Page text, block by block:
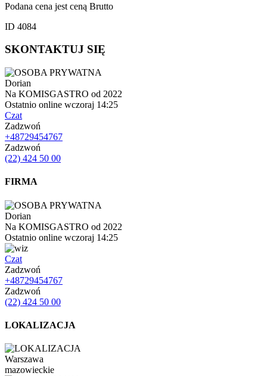
Podana cena jest ceną Brutto
ID 4084
SKONTAKTUJ SIĘ
Dorian
Na KOMISGASTRO od 2022
Ostatnio online wczoraj 14:25
Czat
Zadzwoń
+48729454767
Zadzwoń
(22) 424 50 00
FIRMA
Dorian
Na KOMISGASTRO od 2022
Ostatnio online wczoraj 14:25
Czat
Zadzwoń
+48729454767
Zadzwoń
(22) 424 50 00
LOKALIZACJA
Warszawa
mazowieckie